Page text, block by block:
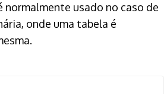
normalmente usado no caso de
onde uma tabela é